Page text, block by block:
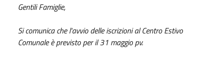
Gentili Famiglie,
Si comunica che l'avvio delle iscrizioni al Centro Estivo
Comunale è previsto per il 31 maggio pv.